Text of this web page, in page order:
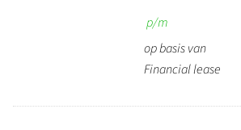
p/m
op basis van
Financial lease